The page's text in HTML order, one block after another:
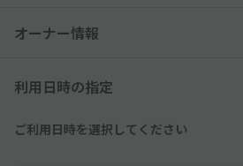
オーナー情報
利用日時の指定
ご利用日時を選択してください